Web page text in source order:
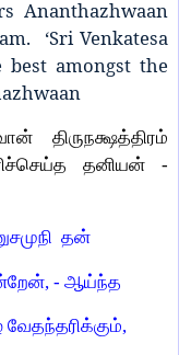
Ananthazhwaan
‘Sri Venkatesa
best amongst the
திருநக்ஷத்திரம்
தனியன் -
தன்
- ஆய்ந்த